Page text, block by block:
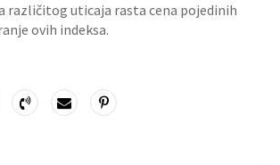
različitog uticaja rasta cena pojedinih
ovih indeksa.